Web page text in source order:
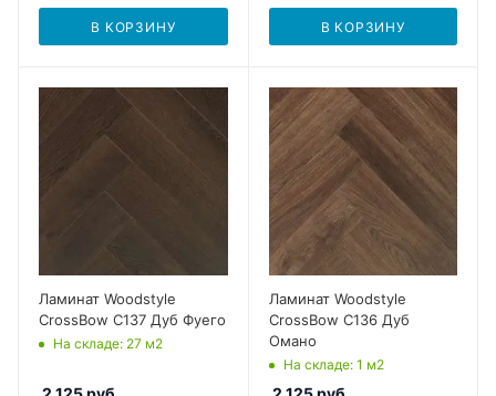
В КОРЗИНУ В КОРЗИНУ
Ламинат Woodstyle
CrossBow C137 Дуб Фуего
На складе: 27 м2
Ламинат Woodstyle
CrossBow C136 Дуб
Омано
На складе: 1 м2